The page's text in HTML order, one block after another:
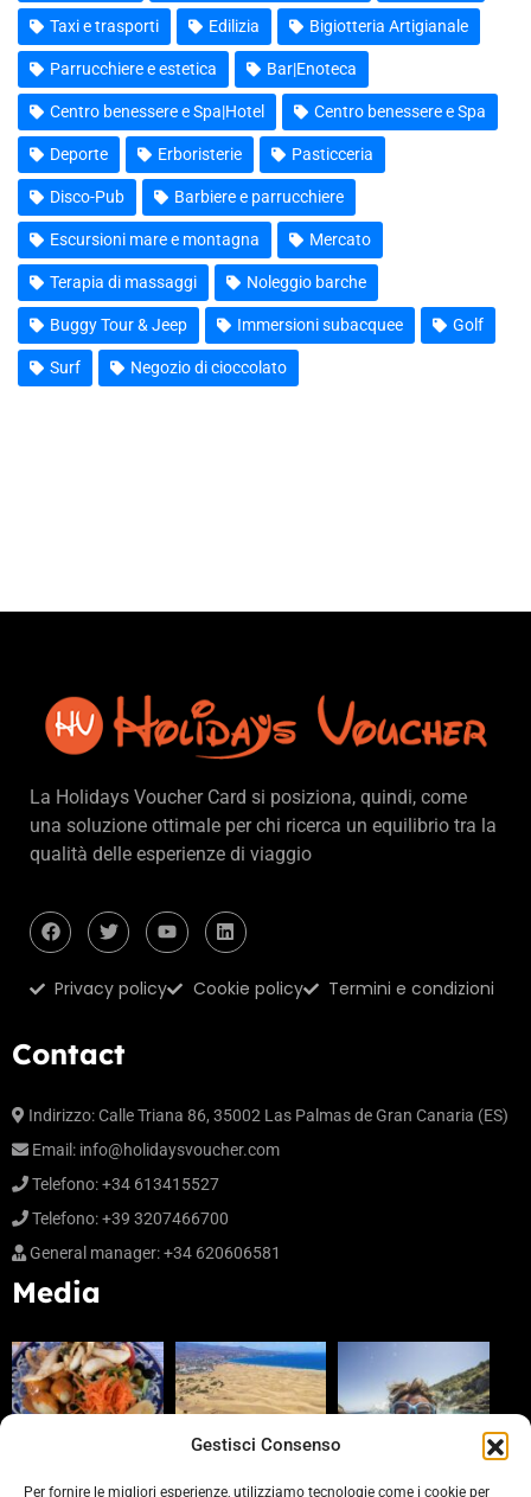
Gestisci Consenso
Per fornire le migliori esperienze, utilizziamo tecnologie come i cookie per
Taxi e trasporti Edilizia Bigiotteria Artigianale
Parrucchiere e estetica Bar|Enoteca
Centro benessere e Spa|Hotel Centro benessere e Spa
Deporte Erboristerie Pasticceria
Disco-Pub Barbiere e parrucchiere
Escursioni mare e montagna Mercato
Terapia di massaggi Noleggio barche
Buggy Tour & Jeep Immersioni subacquee Golf
Surf Negozio di cioccolato
La Holidays Voucher Card si posiziona, quindi, come
una soluzione ottimale per chi ricerca un equilibrio tra la
qualità delle esperienze di viaggio
Privacy policy Cookie policy Termini e condizioni
Contact
Indirizzo: Calle Triana 86, 35002 Las Palmas de Gran Canaria (ES)
Email: info@holidaysvoucher.com
Telefono: +34 613415527
Telefono: +39 3207466700
General manager: +34 620606581
Media